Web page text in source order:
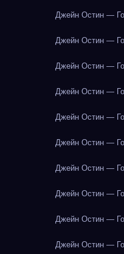
Джейн Остин —
Джейн Остин —
Джейн Остин —
Джейн Остин —
Джейн Остин —
Джейн Остин —
Джейн Остин —
Джейн Остин —
Джейн Остин —
Джейн Остин —